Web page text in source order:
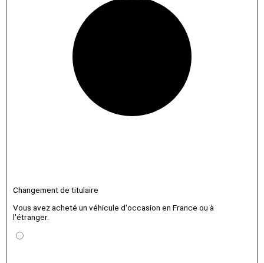
Changement de titulaire
Vous avez acheté un véhicule d'occasion en France ou à
l'étranger.